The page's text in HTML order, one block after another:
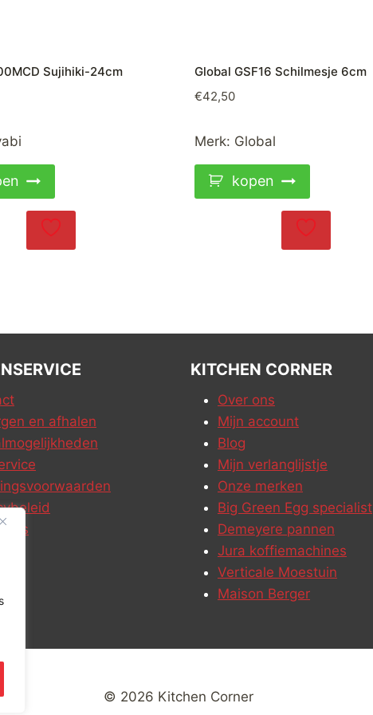
Sujihiki-24cm
Global GSF16 Schilmesje 6cm
€42,50
Merk: Global
kopen
en afhalen
KITCHEN CORNER
Over ons
Mijn account
Blog
Mijn verlanglijstje
Onze merken
Big Green Egg specialist
Demeyere pannen
Jura koffiemachines
Verticale Moestuin
Maison Berger
© 2026 Kitchen Corner